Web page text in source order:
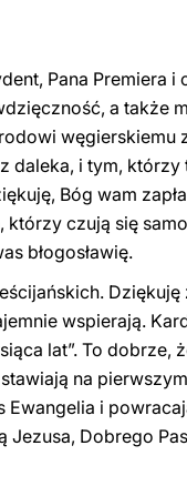
Pana Premiera
a także
węgierskiemu
daleka, i tym,
Bóg wam
czują się
błogosławię.
wspierają.
lat”. To dobrze,
na pierwszym
i
Dobrego